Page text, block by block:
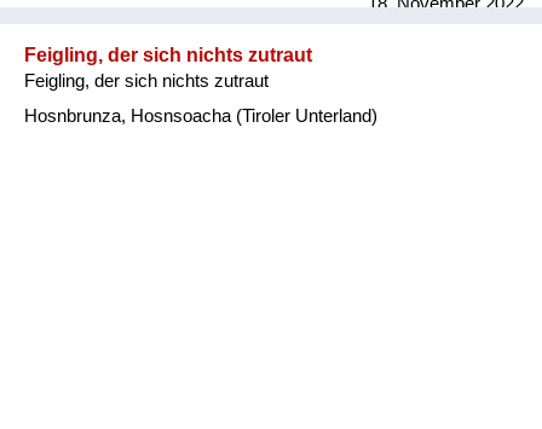
Feigling, der sich nichts zutraut
Feigling, der sich nichts zutraut
Hosnbrunza, Hosnsoacha (Tiroler Unterland)